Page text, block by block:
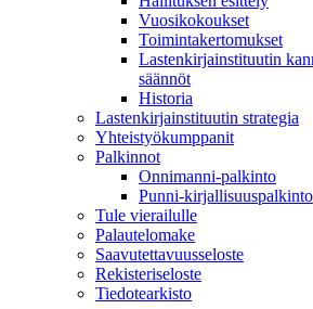
Vuosikokoukset
Toimintakertomukset
Lastenkirjainstituutin
säännöt
Historia
Lastenkirjainstituutin strategia
Yhteistyökumppanit
Palkinnot
Onnimanni-palkinto
Punni-kirjallisuuspalkinto
Tule vierailulle
Palautelomake
Saavutettavuusseloste
Rekisteriseloste
Tiedotearkisto